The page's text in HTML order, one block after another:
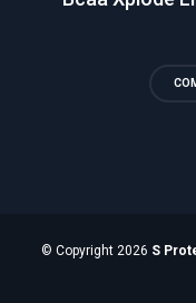
© Copyright 2026 S